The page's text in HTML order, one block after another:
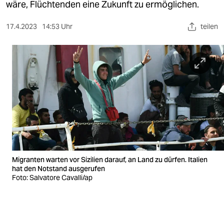
nord
wahrheit
verlag
verlag
veranstaltungen
shop
wäre, Flüchtenden eine Zukunft zu ermöglichen.
17.4.2023 14:53 Uhr teilen
Migranten warten vor Sizilien darauf, an Land zu dürfen. Italien
hat den Notstand ausgerufen
Foto: Salvatore Cavalli/ap